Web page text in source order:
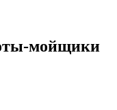
мойщики